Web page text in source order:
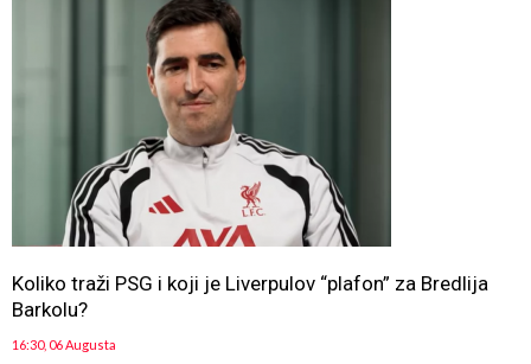
Koliko traži PSG i koji je Liverpulov “plafon” za Bredlija
Barkolu?
16:30, 06 Augusta